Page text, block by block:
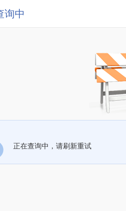
询中
正在查询中，请刷新重试